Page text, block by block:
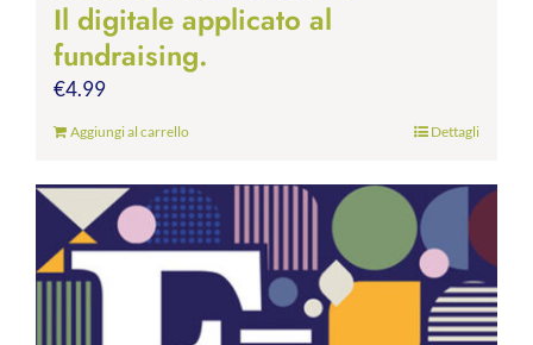
Il digitale applicato al
fundraising.
€4.99
Aggiungi al carrello Dettagli